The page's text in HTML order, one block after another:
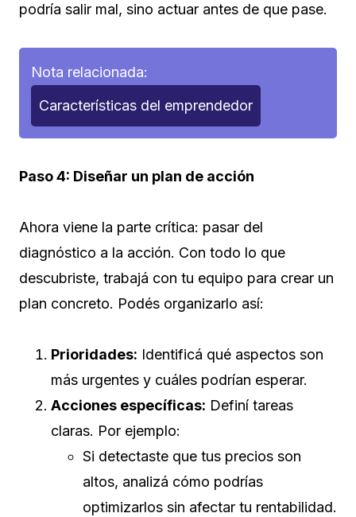
podría salir mal, sino actuar antes de que pase.
Nota relacionada:
Características del emprendedor
Paso 4: Diseñar un plan de acción
Ahora viene la parte crítica: pasar del
diagnóstico a la acción. Con todo lo que
descubriste, trabajá con tu equipo para crear un
plan concreto. Podés organizarlo así:
Prioridades: Identificá qué aspectos son
más urgentes y cuáles podrían esperar.
Acciones específicas: Definí tareas
claras. Por ejemplo:
Si detectaste que tus precios son
altos, analizá cómo podrías
optimizarlos sin afectar tu rentabilidad.